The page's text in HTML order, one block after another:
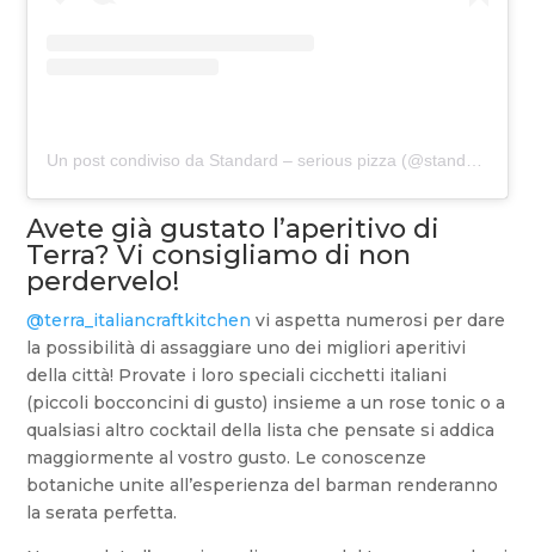
Avete già gustato l’aperitivo di
Terra? Vi consigliamo di non
perdervelo!
@terra_italiancraftkitchen vi aspetta numerosi per dare
la possibilità di assaggiare uno dei migliori aperitivi
della città! Provate i loro speciali cicchetti italiani
(piccoli bocconcini di gusto) insieme a un rose tonic o a
qualsiasi altro cocktail della lista che pensate si addica
maggiormente al vostro gusto. Le conoscenze
botaniche unite all’esperienza del barman renderanno
la serata perfetta.